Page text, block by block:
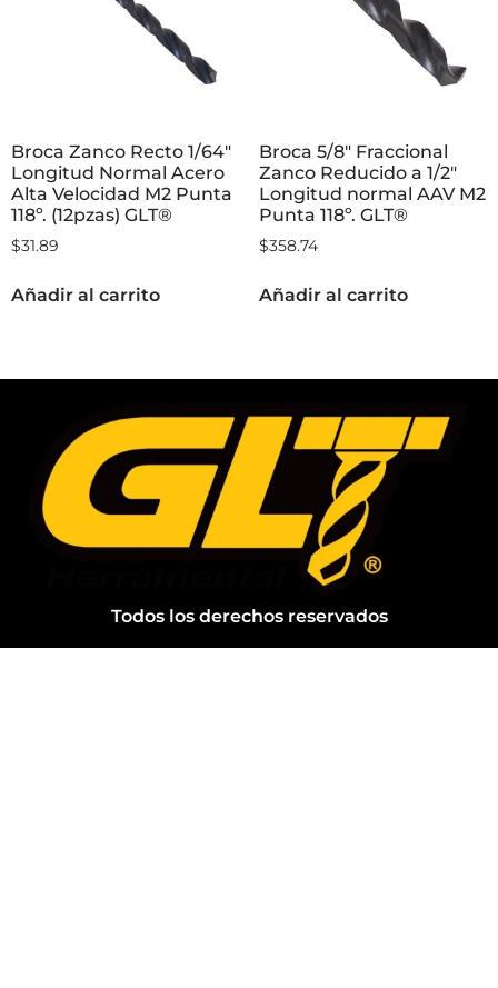
Broca Zanco Recto 1/64″
Longitud Normal Acero
Alta Velocidad M2 Punta
118º. (12pzas) GLT®
$31.89
Añadir al carrito
Broca 5/8″ Fraccional
Zanco Reducido a 1/2″
Longitud normal AAV M2
Punta 118º. GLT®
$358.74
Añadir al carrito
Todos los derechos reservados